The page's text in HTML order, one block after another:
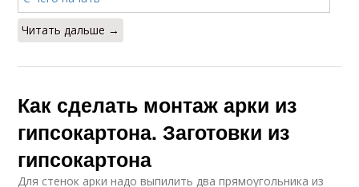
Читать дальше →
Как сделать монтаж арки из
гипсокартона. Заготовки из
гипсокартона
Для стенок арки надо выпилить два прямоугольника из